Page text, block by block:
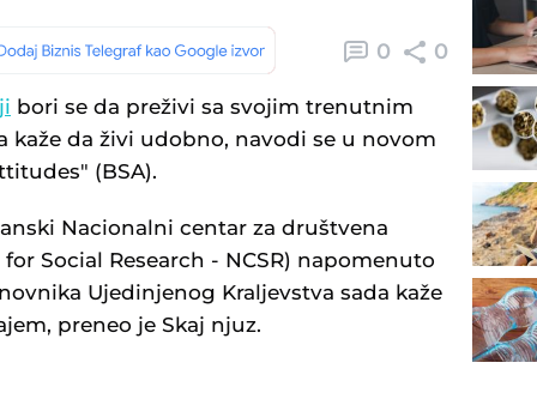
0 0
bori se da preživi sa svojim trenutnim
da živi udobno, navodi se u novom
(BSA).
Nacionalni centar za društvena
Social Research - NCSR) napomenuto
Ujedinjenog Kraljevstva sada kaže
preneo je Skaj njuz.